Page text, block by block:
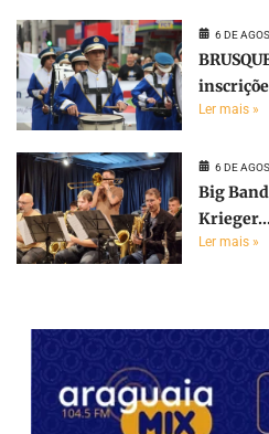
6 DE
Ler mais »
6 DE
Big
Krieger...
Ler mais »